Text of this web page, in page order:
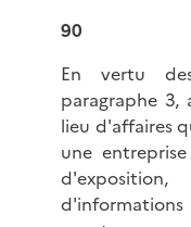
90
En vertu
paragraphe
lieu d'affaires
une